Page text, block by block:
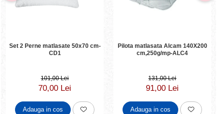
Set 2 Perne matlasate 50x70 cm-
CD1
101,00 Lei
70,00 Lei
Adauga in cos
Pilota matlasata Alcam 140X200
cm,250g/mp-ALC4
131,00 Lei
91,00 Lei
Adauga in cos